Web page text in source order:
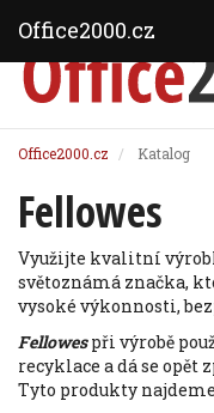
Office2000.cz Katalog
Fellowes
Využijte kvalitní
světoznámá značka,
vysoké výkonnosti,
Fellowespři výrobě
recyklace a dá se opět
Tyto produkty
Office2000.cz